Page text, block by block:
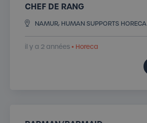
CHEF DE RANG
NAMUR, HUMAN SUPPORTS HORECA
il y a 2 années• Horeca